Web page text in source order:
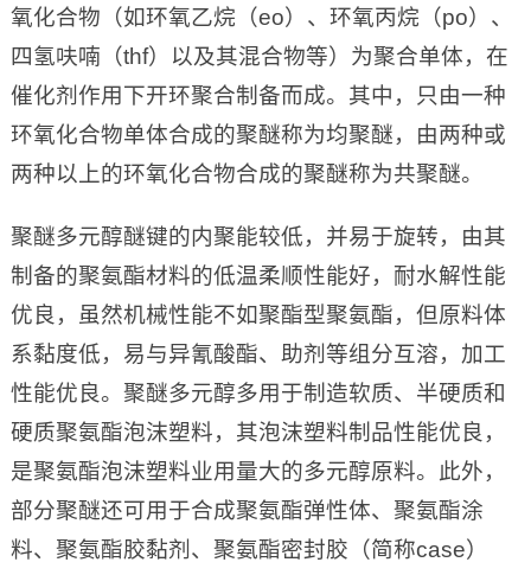
氧化合物（如环氧乙烷（eo）、环氧丙烷（po）、
四氢呋喃（thf）以及其混合物等）为聚合单体，在
催化剂作用下开环聚合制备而成。其中，只由一种
环氧化合物单体合成的聚醚称为均聚醚，由两种或
两种以上的环氧化合物合成的聚醚称为共聚醚。
聚醚多元醇醚键的内聚能较低，并易于旋转，由其
制备的聚氨酯材料的低温柔顺性能好，耐水解性能
优良，虽然机械性能不如聚酯型聚氨酯，但原料体
系黏度低，易与异氰酸酯、助剂等组分互溶，加工
性能优良。聚醚多元醇多用于制造软质、半硬质和
硬质聚氨酯泡沫塑料，其泡沫塑料制品性能优良，
是聚氨酯泡沫塑料业用量大的多元醇原料。此外，
部分聚醚还可用于合成聚氨酯弹性体、聚氨酯涂
料、聚氨酯胶黏剂、聚氨酯密封胶（简称case）